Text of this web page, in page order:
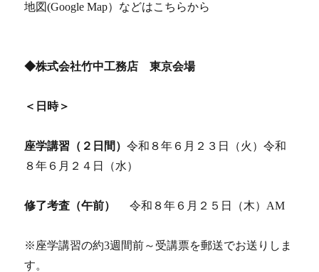
地図(Google Map）などはこちらから
◆株式会社竹中工務店 東京会場
＜日時＞
座学講習（２日間）令和８年６月２３日（火）令和
８年６月２４日（水）
修了考査（午前）令和８年６月２５日（木）AM
※座学講習の約3週間前～受講票を郵送でお送りしま
す。